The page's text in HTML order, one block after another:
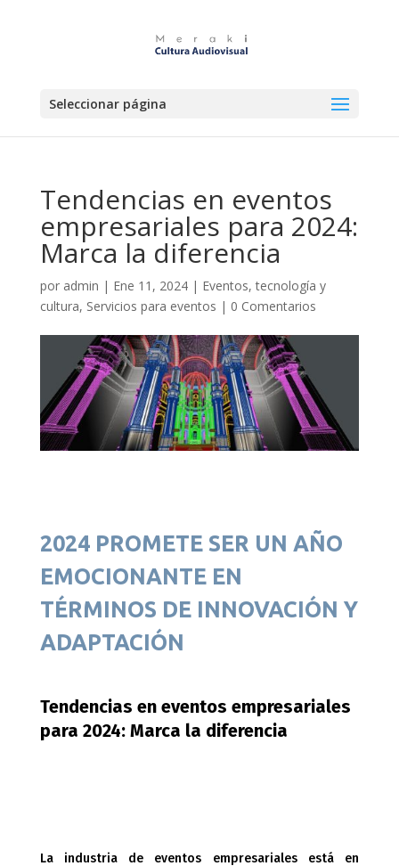
Seleccionar página
Tendencias en eventos
empresariales para 2024:
Marca la diferencia
por admin | Ene 11, 2024| Eventos, tecnología y
cultura, Servicios para eventos | 0 Comentarios
2024 PROMETE SER UN AÑO
EMOCIONANTE EN
TÉRMINOS DE INNOVACIÓN Y
ADAPTACIÓN
Tendencias en eventos empresariales
para 2024: Marca la diferencia
La industria de eventos empresariales está en